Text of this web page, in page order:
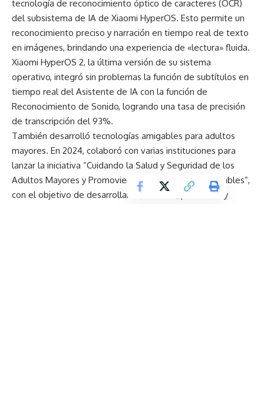
tecnología de reconocimiento óptico de caracteres (OCR)
del subsistema de IA de Xiaomi HyperOS. Esto permite un
reconocimiento preciso y narración en tiempo real de texto
en imágenes, brindando una experiencia de «lectura» fluida.
Xiaomi HyperOS 2, la última versión de su sistema
operativo, integró sin problemas la función de subtítulos en
tiempo real del Asistente de IA con la función de
Reconocimiento de Sonido, logrando una tasa de precisión
de transcripción del 93%.
También desarrolló tecnologías amigables para adultos
mayores. En 2024, colaboró con varias instituciones para
lanzar la iniciativa “Cuidando la Salud y Seguridad de los
Adultos Mayores y Promoviendo Adecuaciones Amigables”,
con el objetivo de desarrollar estándares, productos y